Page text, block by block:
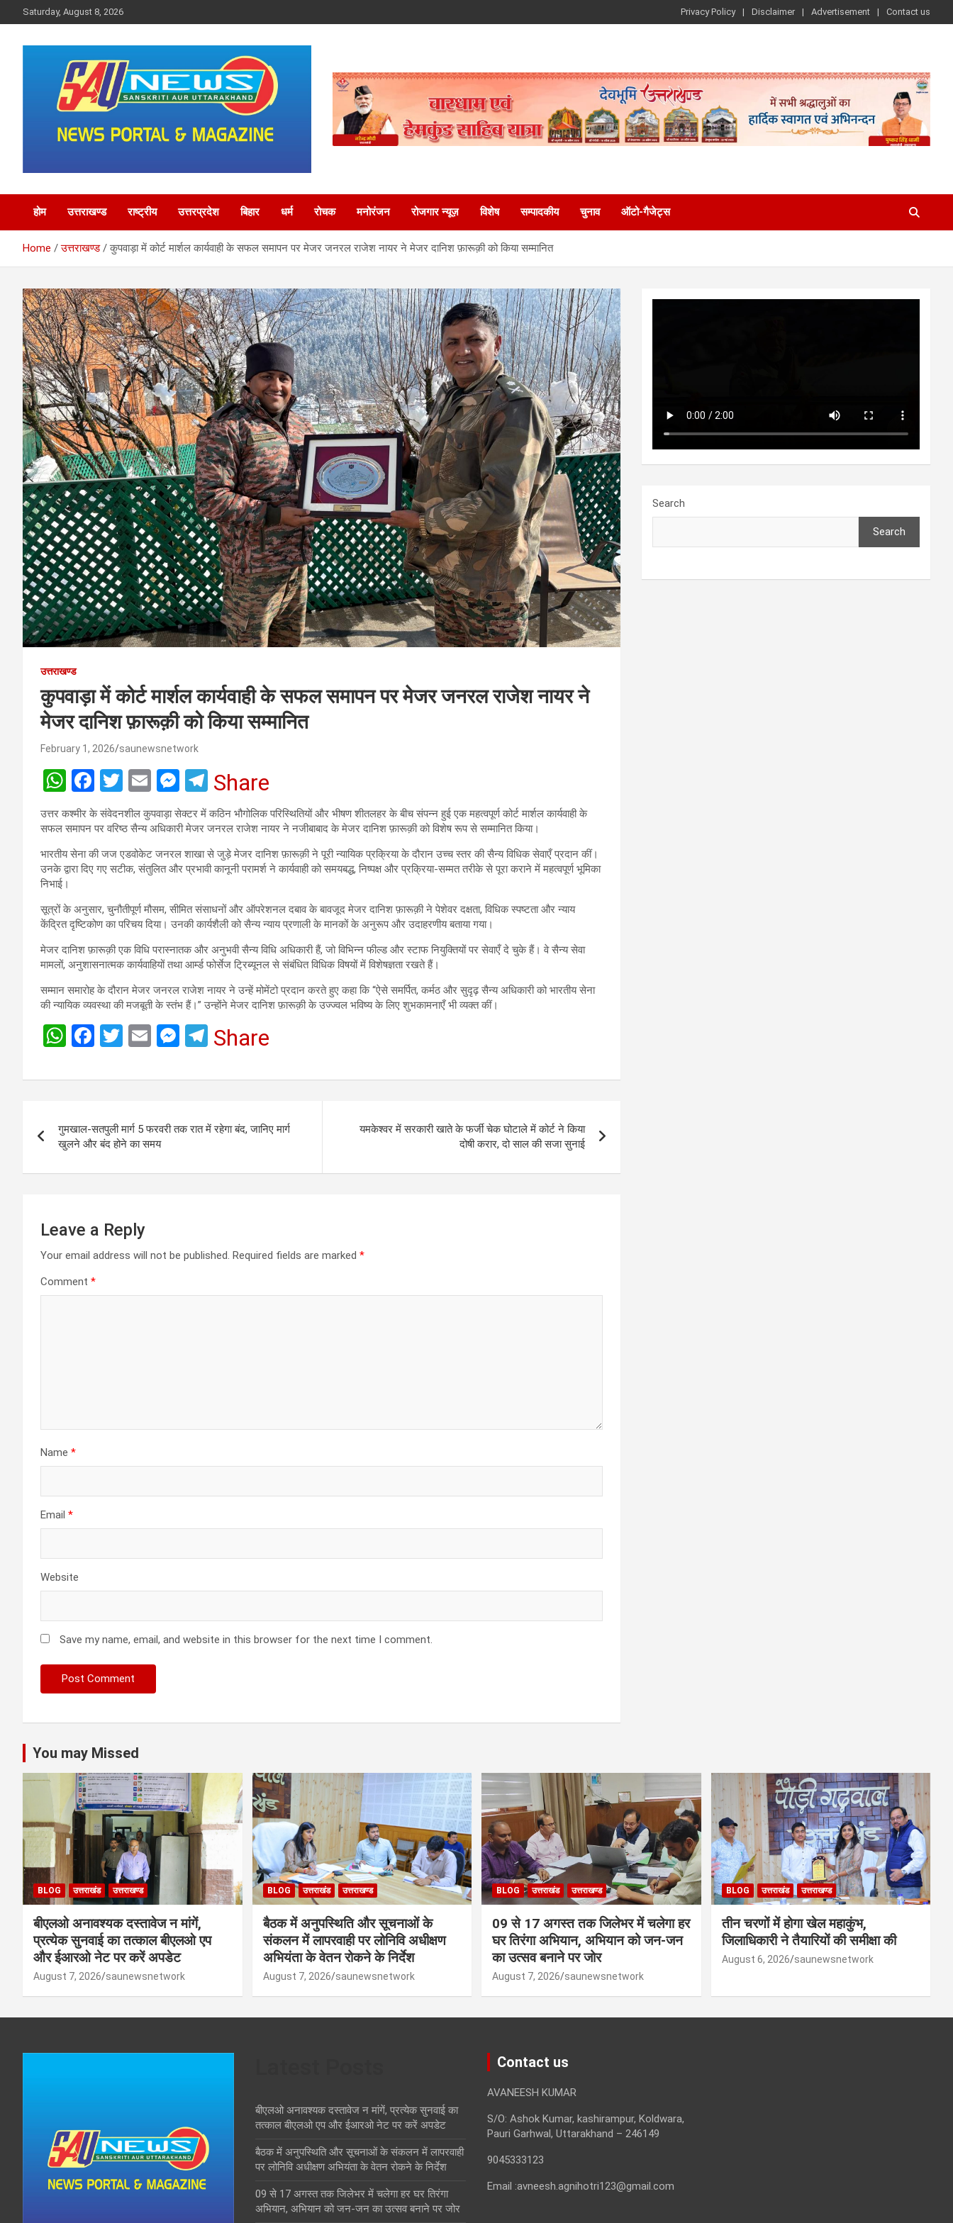
to
Saturday, August 8, 2026 Privacy Policy Disclaimer Advertisement Contact us
saunewsnetwork
होम उत्तराखण्ड राष्ट्रीय उत्तरप्रदेश बिहार धर्म रोचक मनोरंजन रोजगार न्यूज़ विशेष सम्पादकीय चुनाव ऑटो-गैजेट्स
Home उत्तराखण्ड कुपवाड़ा में कोर्ट मार्शल कार्यवाही के सफल समापन पर मेजर जनरल राजेश नायर ने मेजर दानिश फ़ारूक़ी को किया सम्मानित
उत्तराखण्ड
कुपवाड़ा में कोर्ट मार्शल कार्यवाही के सफल समापन पर मेजर जनरल राजेश नायर ने
मेजर दानिश फ़ारूक़ी को किया सम्मानित
February 1, 2026 saunewsnetwork
W
h
at
s
A
p
p
F
a
ce
b
o
k
T
wi
tt
er
E
m
ail
M
es
se
n
g
T
el
e
gr
a
Share
उत्तर कश्मीर के संवेदनशील कुपवाड़ा सेक्टर में कठिन भौगोलिक परिस्थितियों और भीषण शीतलहर के बीच संपन्न हुई एक महत्वपूर्ण कोर्ट मार्शल कार्यवाही के
सफल समापन पर वरिष्ठ सैन्य अधिकारी मेजर जनरल राजेश नायर ने नजीबाबाद के मेजर दानिश फ़ारूक़ी को विशेष रूप से सम्मानित किया।
भारतीय सेना की जज एडवोकेट जनरल शाखा से जुड़े मेजर दानिश फ़ारूक़ी ने पूरी न्यायिक प्रक्रिया के दौरान उच्च स्तर की सैन्य विधिक सेवाएँ प्रदान कीं।
उनके द्वारा दिए गए सटीक, संतुलित और प्रभावी कानूनी परामर्श ने कार्यवाही को समयबद्ध, निष्पक्ष और प्रक्रिया-सम्मत तरीके से पूरा कराने में महत्वपूर्ण भूमिका
निभाई।
सूत्रों के अनुसार, चुनौतीपूर्ण मौसम, सीमित संसाधनों और ऑपरेशनल दबाव के बावजूद मेजर दानिश फ़ारूक़ी ने पेशेवर दक्षता, विधिक स्पष्टता और न्याय
केंद्रित दृष्टिकोण का परिचय दिया। उनकी कार्यशैली को सैन्य न्याय प्रणाली के मानकों के अनुरूप और उदाहरणीय बताया गया।
मेजर दानिश फ़ारूक़ी एक विधि परास्नातक और अनुभवी सैन्य विधि अधिकारी हैं, जो विभिन्न फील्ड और स्टाफ नियुक्तियों पर सेवाएँ दे चुके हैं। वे सैन्य सेवा
मामलों, अनुशासनात्मक कार्यवाहियों तथा आर्म्ड फोर्सेज ट्रिब्यूनल से संबंधित विधिक विषयों में विशेषज्ञता रखते हैं।
सम्मान समारोह के दौरान मेजर जनरल राजेश नायर ने उन्हें मोमेंटो प्रदान करते हुए कहा कि “ऐसे समर्पित, कर्मठ और सुदृढ़ सैन्य अधिकारी को भारतीय सेना
की न्यायिक व्यवस्था की मजबूती के स्तंभ हैं।” उन्होंने मेजर दानिश फ़ारूक़ी के उज्ज्वल भविष्य के लिए शुभकामनाएँ भी व्यक्त कीं।
W
at
A
p
p
F
ce
o
o
k
T
tt
E
ail
M
se
g
T
e
a
Share
navigation
गुमखाल-सतपुली मार्ग 5 फरवरी तक रात में रहेगा बंद, जानिए मार्ग
खुलने और बंद होने का समय
यमकेश्वर में सरकारी खाते के फर्जी चेक घोटाले में कोर्ट ने किया
दोषी करार, दो साल की सजा सुनाई
Leave a Reply
Your email address will not be published. Required fields are marked *
Comment *
Name *
Email *
Website
Save my name, email, and website in this browser for the next time I comment.
Search
Search
You may Missed
BLOG उत्तराखंड उत्तराखण्ड
बीएलओ अनावश्यक दस्तावेज न मांगें,
प्रत्येक सुनवाई का तत्काल बीएलओ एप
और ईआरओ नेट पर करें अपडेट
August 7, 2026 saunewsnetwork
BLOG उत्तराखंड उत्तराखण्ड
बैठक में अनुपस्थिति और सूचनाओं के
संकलन में लापरवाही पर लोनिवि अधीक्षण
अभियंता के वेतन रोकने के निर्देश
August 7, 2026 saunewsnetwork
BLOG उत्तराखंड उत्तराखण्ड
09 से 17 अगस्त तक जिलेभर में चलेगा हर
घर तिरंगा अभियान, अभियान को जन-जन
का उत्सव बनाने पर जोर
August 7, 2026 saunewsnetwork
BLOG उत्तराखंड उत्तराखण्ड
तीन चरणों में होगा खेल महाकुंभ,
जिलाधिकारी ने तैयारियों की समीक्षा की
August 6, 2026 saunewsnetwork
बीएलओ अनावश्यक दस्तावेज न मांगें, प्रत्येक सुनवाई का
तत्काल बीएलओ एप और ईआरओ नेट पर करें अपडेट
बैठक में अनुपस्थिति और सूचनाओं के संकलन में लापरवाही
पर लोनिवि अधीक्षण अभियंता के वेतन रोकने के निर्देश
09 से 17 अगस्त तक जिलेभर में चलेगा हर घर तिरंगा
अभियान, अभियान को जन-जन का उत्सव बनाने पर जोर
Contact us
AVANEESH KUMAR
S/O: Ashok Kumar, kashirampur, Koldwara,
Pauri Garhwal, Uttarakhand – 246149
9045333123
Email :avneesh.agnihotri123@gmail.com